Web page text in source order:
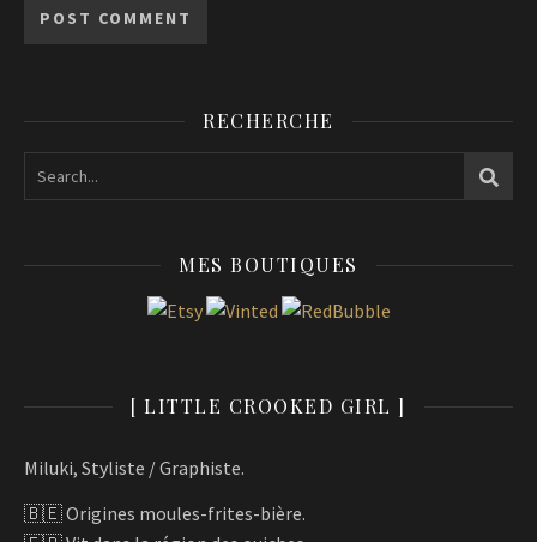
RECHERCHE
MES BOUTIQUES
[ LITTLE CROOKED GIRL ]
Miluki, Styliste / Graphiste.
🇧🇪 Origines moules-frites-bière.